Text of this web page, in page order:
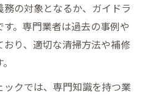
の対象となるか、ガイドラ
。専門業者は過去の事例や
り、適切な清掃方法や補修
クでは、専門知識を持つ業